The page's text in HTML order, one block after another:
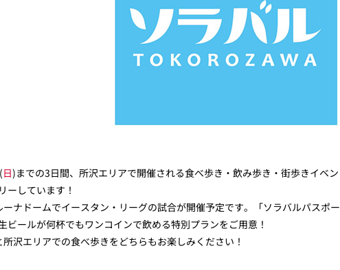
日)までの3日間、所沢エリアで開催される食べ歩き・飲み歩き・街歩きイベ
ーしています！
ナドームでイースタン・リーグの試合が開催予定です。「ソラバルパスポ
ビールが何杯でもワンコインで飲める特別プランをご用意！
沢エリアでの食べ歩きをどちらもお楽しみください！